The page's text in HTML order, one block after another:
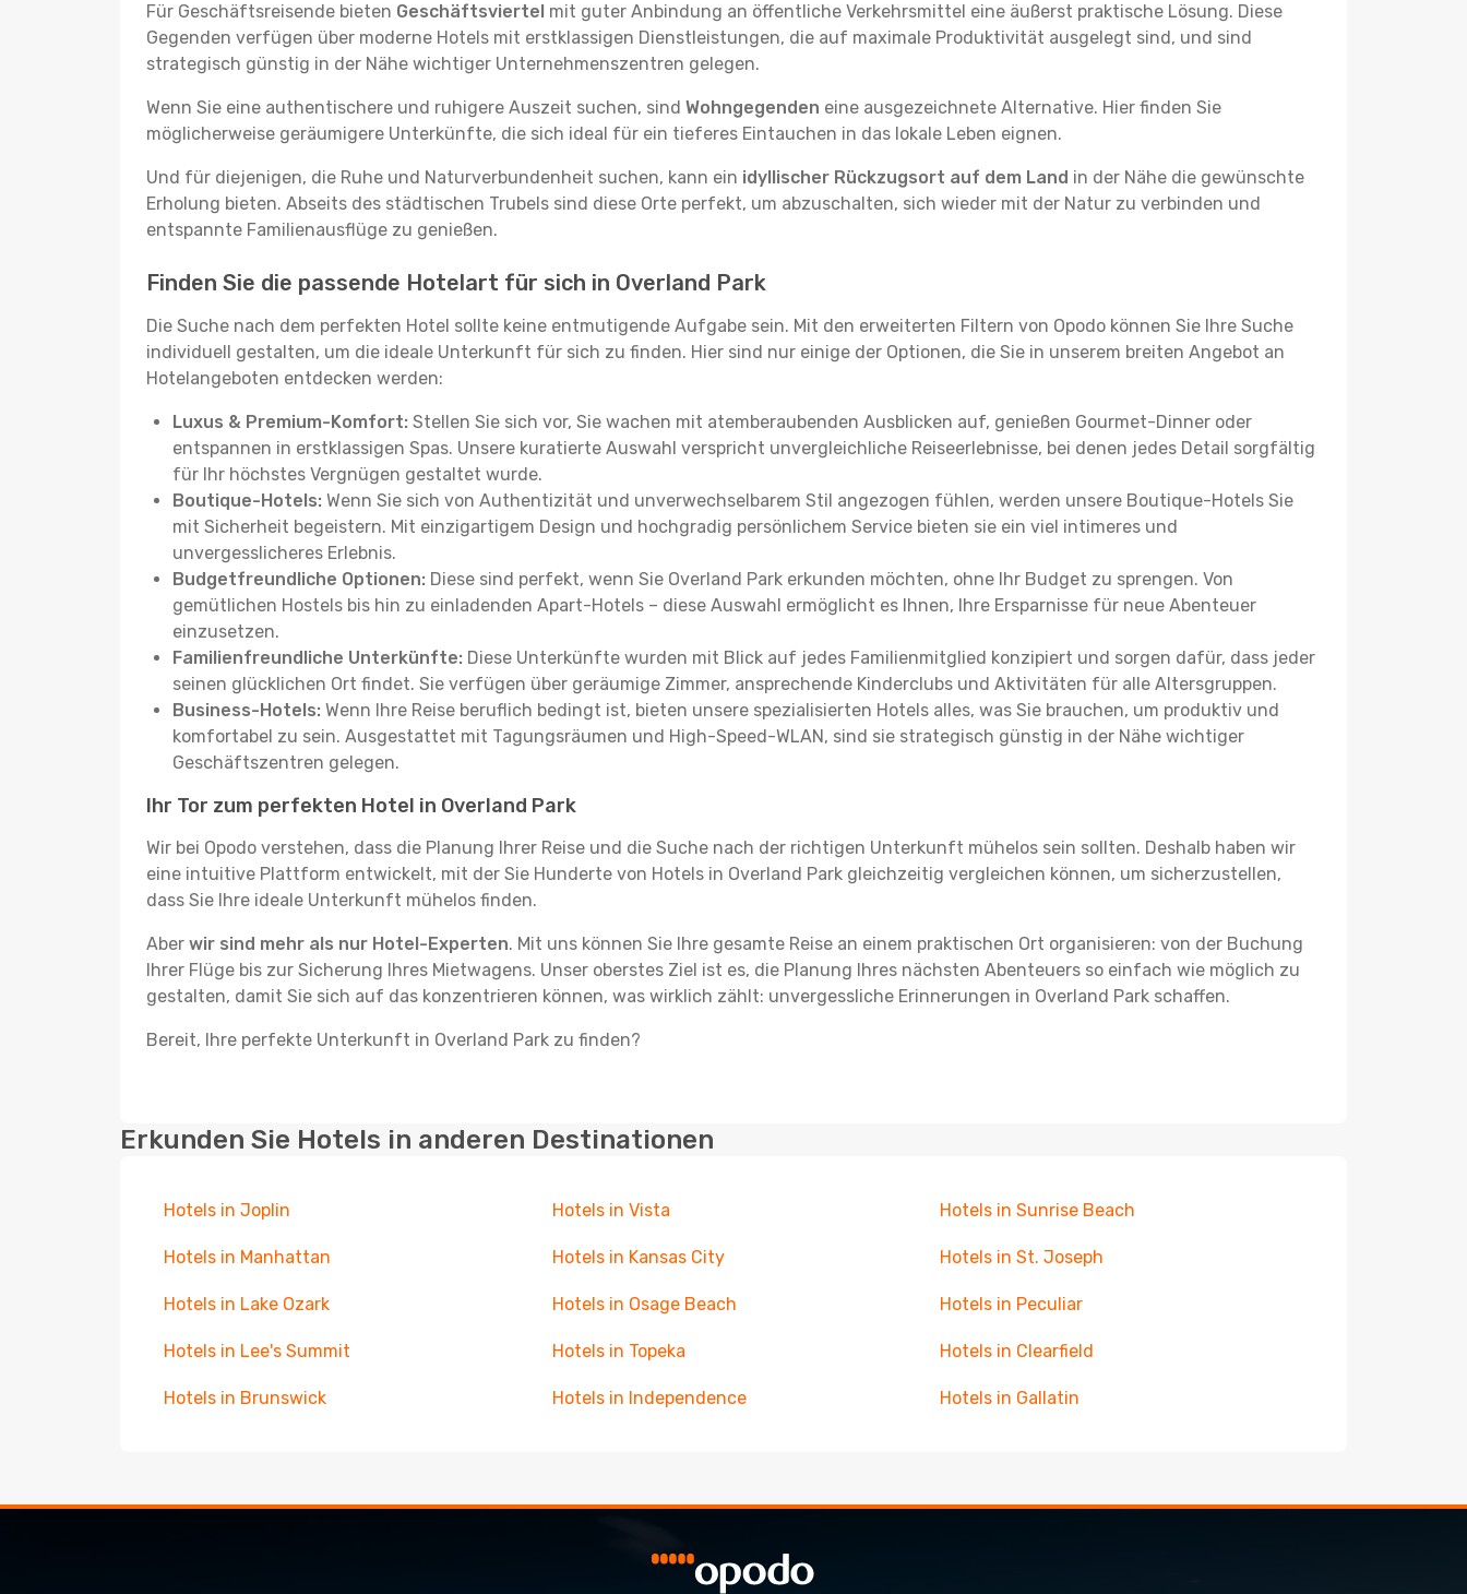
Für Geschäftsreisende bieten Geschäftsviertel mit guter Anbindung an öffentliche Verkehrsmittel eine äußerst praktische Lösung. Diese
Gegenden verfügen über moderne Hotels mit erstklassigen Dienstleistungen, die auf maximale Produktivität ausgelegt sind, und sind
strategisch günstig in der Nähe wichtiger Unternehmenszentren gelegen.
Wenn Sie eine authentischere und ruhigere Auszeit suchen, sind Wohngegenden eine ausgezeichnete Alternative. Hier finden Sie
möglicherweise geräumigere Unterkünfte, die sich ideal für ein tieferes Eintauchen in das lokale Leben eignen.
Und für diejenigen, die Ruhe und Naturverbundenheit suchen, kann ein idyllischer Rückzugsort auf dem Land in der Nähe die gewünschte
Erholung bieten. Abseits des städtischen Trubels sind diese Orte perfekt, um abzuschalten, sich wieder mit der Natur zu verbinden und
entspannte Familienausflüge zu genießen.
Finden Sie die passende Hotelart für sich in Overland Park
Die Suche nach dem perfekten Hotel sollte keine entmutigende Aufgabe sein. Mit den erweiterten Filtern von Opodo können Sie Ihre Suche
individuell gestalten, um die ideale Unterkunft für sich zu finden. Hier sind nur einige der Optionen, die Sie in unserem breiten Angebot an
Hotelangeboten entdecken werden:
Luxus & Premium-Komfort: Stellen Sie sich vor, Sie wachen mit atemberaubenden Ausblicken auf, genießen Gourmet-Dinner oder
entspannen in erstklassigen Spas. Unsere kuratierte Auswahl verspricht unvergleichliche Reiseerlebnisse, bei denen jedes Detail sorgfältig
für Ihr höchstes Vergnügen gestaltet wurde.
Boutique-Hotels: Wenn Sie sich von Authentizität und unverwechselbarem Stil angezogen fühlen, werden unsere Boutique-Hotels Sie
mit Sicherheit begeistern. Mit einzigartigem Design und hochgradig persönlichem Service bieten sie ein viel intimeres und
unvergesslicheres Erlebnis.
Budgetfreundliche Optionen: Diese sind perfekt, wenn Sie Overland Park erkunden möchten, ohne Ihr Budget zu sprengen. Von
gemütlichen Hostels bis hin zu einladenden Apart-Hotels – diese Auswahl ermöglicht es Ihnen, Ihre Ersparnisse für neue Abenteuer
einzusetzen.
Familienfreundliche Unterkünfte: Diese Unterkünfte wurden mit Blick auf jedes Familienmitglied konzipiert und sorgen dafür, dass jeder
seinen glücklichen Ort findet. Sie verfügen über geräumige Zimmer, ansprechende Kinderclubs und Aktivitäten für alle Altersgruppen.
Business-Hotels: Wenn Ihre Reise beruflich bedingt ist, bieten unsere spezialisierten Hotels alles, was Sie brauchen, um produktiv und
komfortabel zu sein. Ausgestattet mit Tagungsräumen und High-Speed-WLAN, sind sie strategisch günstig in der Nähe wichtiger
Geschäftszentren gelegen.
Ihr Tor zum perfekten Hotel in Overland Park
Wir bei Opodo verstehen, dass die Planung Ihrer Reise und die Suche nach der richtigen Unterkunft mühelos sein sollten. Deshalb haben wir
eine intuitive Plattform entwickelt, mit der Sie Hunderte von Hotels in Overland Park gleichzeitig vergleichen können, um sicherzustellen,
dass Sie Ihre ideale Unterkunft mühelos finden.
Aber wir sind mehr als nur Hotel-Experten. Mit uns können Sie Ihre gesamte Reise an einem praktischen Ort organisieren: von der Buchung
Ihrer Flüge bis zur Sicherung Ihres Mietwagens. Unser oberstes Ziel ist es, die Planung Ihres nächsten Abenteuers so einfach wie möglich zu
gestalten, damit Sie sich auf das konzentrieren können, was wirklich zählt: unvergessliche Erinnerungen in Overland Park schaffen.
Bereit, Ihre perfekte Unterkunft in Overland Park zu finden?
Erkunden Sie Hotels in anderen Destinationen
Hotels in Joplin Hotels in Vista Hotels in Sunrise Beach
Hotels in Manhattan Hotels in Kansas City Hotels in St. Joseph
Hotels in Lake Ozark Hotels in Osage Beach Hotels in Peculiar
Hotels in Lee's Summit Hotels in Topeka Hotels in Clearfield
Hotels in Brunswick Hotels in Independence Hotels in Gallatin